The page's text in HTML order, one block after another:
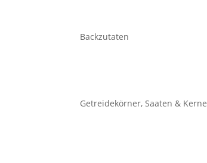
Backzutaten
Getreidekörner, Saaten & Kerne